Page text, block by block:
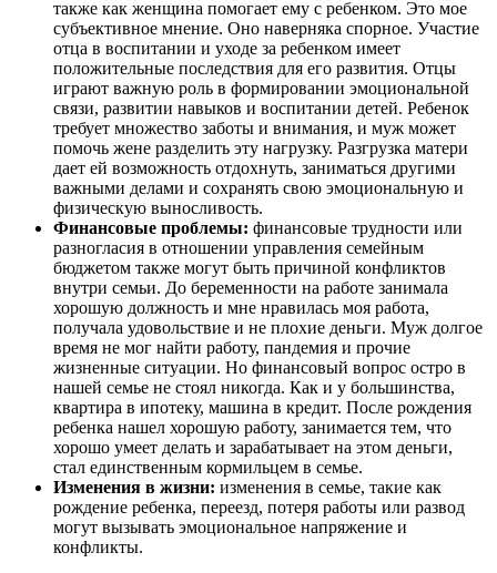
также как женщина помогает ему с ребенком. Это мое
субъективное мнение. Оно наверняка спорное. Участие
отца в воспитании и уходе за ребенком имеет
положительные последствия для его развития. Отцы
играют важную роль в формировании эмоциональной
связи, развитии навыков и воспитании детей. Ребенок
требует множество заботы и внимания, и муж может
помочь жене разделить эту нагрузку. Разгрузка матери
дает ей возможность отдохнуть, заниматься другими
важными делами и сохранять свою эмоциональную и
физическую выносливость.
Финансовые проблемы: финансовые трудности или
разногласия в отношении управления семейным
бюджетом также могут быть причиной конфликтов
внутри семьи. До беременности на работе занимала
хорошую должность и мне нравилась моя работа,
получала удовольствие и не плохие деньги. Муж долгое
время не мог найти работу, пандемия и прочие
жизненные ситуации. Но финансовый вопрос остро в
нашей семье не стоял никогда. Как и у большинства,
квартира в ипотеку, машина в кредит. После рождения
ребенка нашел хорошую работу, занимается тем, что
хорошо умеет делать и зарабатывает на этом деньги,
стал единственным кормильцем в семье.
Изменения в жизни: изменения в семье, такие как
рождение ребенка, переезд, потеря работы или развод
могут вызывать эмоциональное напряжение и
конфликты.